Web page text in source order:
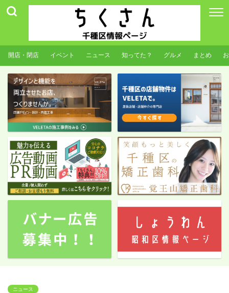
開店・閉店 イベント ニュース 知ってた？ グルメ まとめ
ニュース